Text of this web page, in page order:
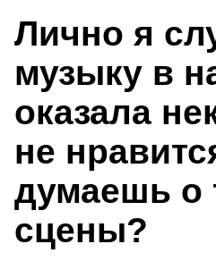
Лично я
музыку в
оказала
не
думаешь о
сцены?